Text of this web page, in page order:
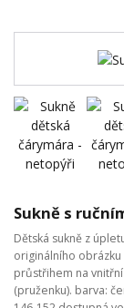
Sukně s
Dětská sukně z
originálního obrázku
průstřihem na
(pruženku). barva: